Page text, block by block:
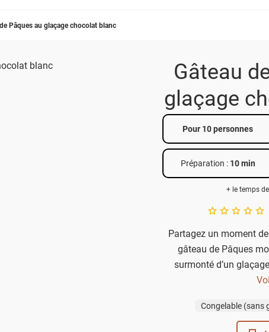
Pâques au glaçage chocolat blanc
Gâteau
glaçage
Pour 10 personnes
Préparation : 10 min
+ le temps
A star rating of
Partagez un moment
gâteau de Pâques
surmonté d’un
colorés. Une recette
pascal
Congelable (sans